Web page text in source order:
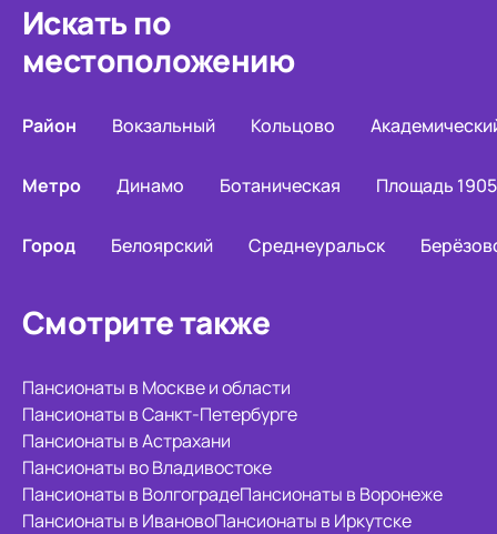
Искать по
местоположению
Район Вокзальный Кольцово
Метро Динамо Ботаническая Площадь
Город Белоярский Среднеуральск
Смотрите также
Пансионаты в Москве и области
Пансионаты в Санкт-Петербурге
Пансионаты в Астрахани
Пансионаты во Владивостоке
Пансионаты в ВолгоградеПансионаты в Воронеже
Пансионаты в ИвановоПансионаты в Иркутске